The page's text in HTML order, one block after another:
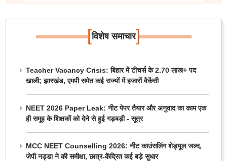
[विशेष समाचार]
Teacher Vacancy Crisis: बिहार में टीचर्स के 2.70 लाख+ पद
खाली; झारखंड, एमपी समेत कई राज्यों में हजारों वैकेंसी
NEET 2026 Paper Leak: नीट पेपर तैयार और अनुवाद का काम एक
ही समूह के शिक्षकों को देने से हुई गड़बड़ी - सूत्र
MCC NEET Counselling 2026: नीट काउंसलिंग शेड्यूल जल्द,
जेपी नड्डा ने की समीक्षा, छात्र-केंद्रित कई बड़े सुधार